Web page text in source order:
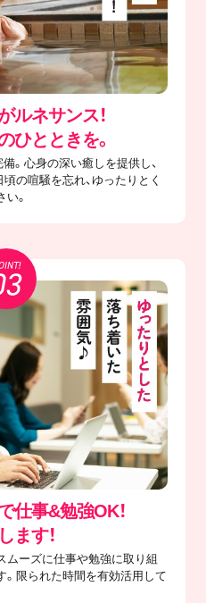
ルネサンス！
ひとときを。
。心身の深い癒しを提供し、
の喧騒を忘れ、ゆったりとく
。
仕事&勉強OK！
ます！
ムーズに仕事や勉強に取り組
限られた時間を有効活用して